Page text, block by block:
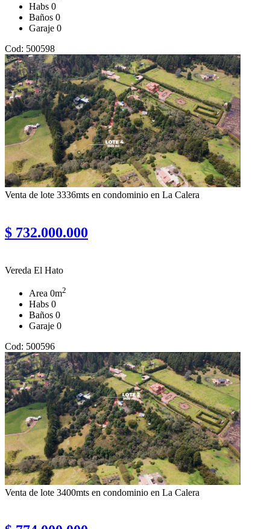
Habs 0
Baños 0
Garaje 0
Cod: 500598
Venta de lote 3336mts en condominio en La Calera
$ 732.000.000
Vereda El Hato
Area 0m2
Habs 0
Baños 0
Garaje 0
Cod: 500596
Venta de lote 3400mts en condominio en La Calera